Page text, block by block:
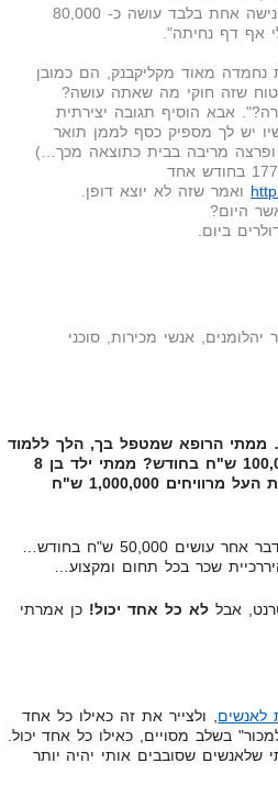
מישהו אחר כתב בבלוג: " אני עם נישה אחת בלבד עושה כ- 80,000
אף דף נחיתה".
נחמדה מאוד מקליקבנק, הם כמובן
שזה חוקי מה שאתה עושה?
אבא הוסיף תגובה יצירתית
יש לך מספיק כסף לממן תואר
ופרצה מריבה בבית כתוצאה מכך…)
פליקס לשנו דיבר על הכנסה של 177K בחודש אחד
ואמר שזה לא יוצא דופן.
ביום.
יהלומנים, אנשי מכירות, סוכני
ממתי הרופא שמטפל בך, הלך ללמוד
רפואה כי רופא פרטי יכול להרוויח 100,000 ש"ח בחודש? ממתי ילד בן 8
הולך לשחק כדורגל כי כדורגלנים בליגת העל מרוויחים 1,000,000 ש"ח
גם פסלים, ציירים, מהנדסי בניין או כל דבר אחר עושים 50,000 ש"ח בחודש…
שכר בכל תחום ומקצוע…
אבל לא כל אחד יכול! כן אמרתי
לאנשים , ולצייר את זה כאילו כל אחד
בשלב מסויים, כאילו כל אחד יכול.
שלאנשים שסובבים אותי יהיה יותר